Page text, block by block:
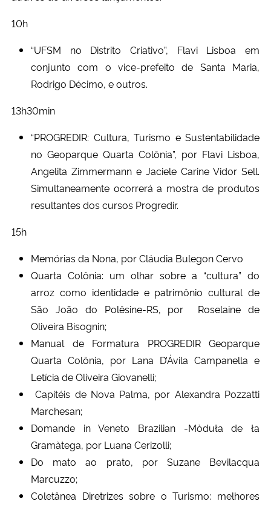
10h
“UFSM no Distrito Criativo”, Flavi Lisboa em
conjunto com o vice-prefeito de Santa Maria,
Rodrigo Décimo, e outros.
13h30min
“PROGREDIR: Cultura, Turismo e Sustentabilidade
no Geoparque Quarta Colônia”, por Flavi Lisboa,
Angelita Zimmermann e Jaciele Carine Vidor Sell.
Simultaneamente ocorrerá a mostra de produtos
resultantes dos cursos Progredir.
15h
Memórias da Nona, por Cláudia Bulegon Cervo
Quarta Colônia: um olhar sobre a “cultura” do
arroz como identidade e patrimônio cultural de
São João do Polêsine-RS, por Roselaine de
Oliveira Bisognin;
Manual de Formatura PROGREDIR Geoparque
Quarta Colônia, por Lana D’Ávila Campanella e
Letícia de Oliveira Giovanelli;
Capitéis de Nova Palma, por Alexandra Pozzatti
Marchesan;
Domande in Veneto Brazilian -Mòduła de ła
Gramàtega, por Luana Cerizolli;
Do mato ao prato, por Suzane Bevilacqua
Marcuzzo;
Coletânea Diretrizes sobre o Turismo: melhores